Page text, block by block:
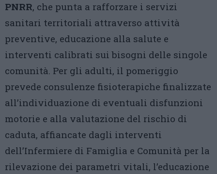
PNRR, che punta a rafforzare i servizi
sanitari territoriali attraverso attività
preventive, educazione alla salute e
interventi calibrati sui bisogni delle singole
comunità. Per gli adulti, il pomeriggio
prevede consulenze fisioterapiche finalizzate
all’individuazione di eventuali disfunzioni
motorie e alla valutazione del rischio di
caduta, affiancate dagli interventi
dell’Infermiere di Famiglia e Comunità per la
rilevazione dei parametri vitali, l’educazione